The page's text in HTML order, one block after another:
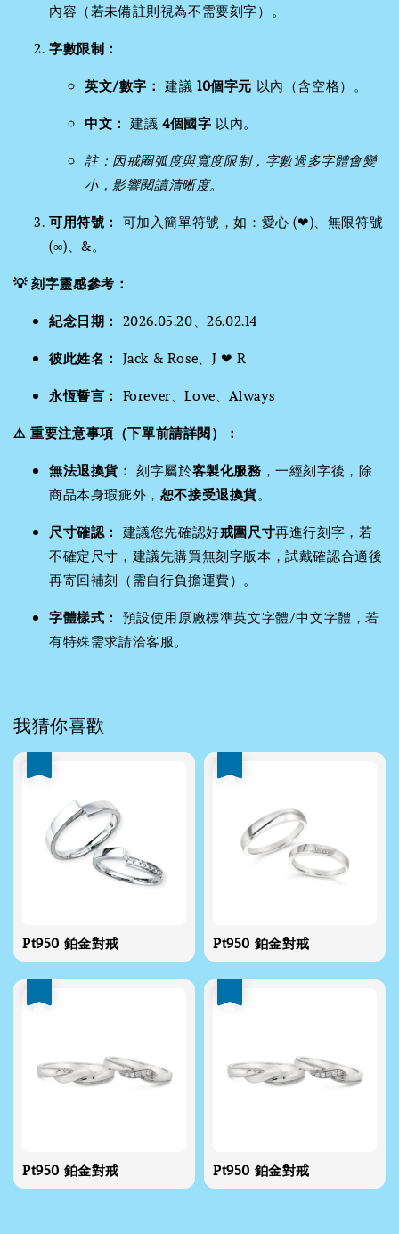
內容（若未備註則視為不需要刻字）。
字數限制：
英文/數字： 建議10個字元 以內（含空格）。
中文： 建議4個國字 以內。
註：因戒圈弧度與寬度限制，字數過多字體會變
小，影響閱讀清晰度。
可用符號： 可加入簡單符號，如：愛心 (❤)、無限符號
(∞)、&。
💡 刻字靈感參考：
紀念日期： 2026.05.20、26.02.14
彼此姓名： Jack & Rose、J ❤ R
永恆誓言： Forever、Love、Always
⚠️ 重要注意事項（下單前請詳閱）：
無法退換貨： 刻字屬於客製化服務 ，一經刻字後，除
商品本身瑕疵外， 恕不接受退換貨。
尺寸確認： 建議您先確認好戒圍尺寸再進行刻字，若
不確定尺寸，建議先購買無刻字版本，試戴確認合適後
再寄回補刻（需自行負擔運費）。
字體樣式： 預設使用原廠標準英文字體/中文字體，若
有特殊需求請洽客服。
我猜你喜歡
Pt950 鉑金對戒 Pt950 鉑金對戒
Pt950 鉑金對戒 Pt950 鉑金對戒